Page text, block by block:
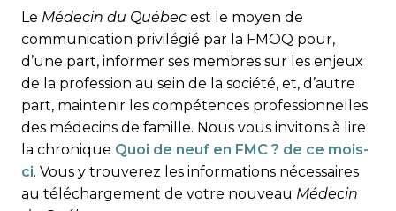
Le Médecin du Québec est le moyen de
communication privilégié par la FMOQ pour,
d’une part, informer ses membres sur les enjeux
de la profession au sein de la société, et, d’autre
part, maintenir les compétences professionnelles
des médecins de famille. Nous vous invitons à lire
la chronique Quoi de neuf en FMC ? de ce mois-
ci. Vous y trouverez les informa­tions nécessaires
au téléchargement de votre nouveau Médecin